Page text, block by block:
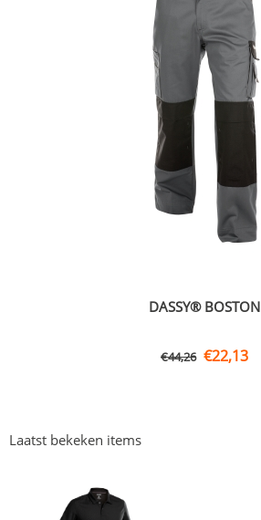
DASSY® BOSTON
€44,26 €22,13
Laatst bekeken items